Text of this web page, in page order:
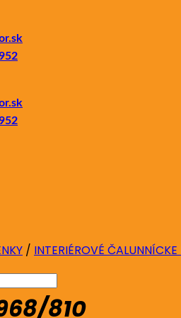
/ INTERIÉROVÉ ČALUNNÍCKE
810